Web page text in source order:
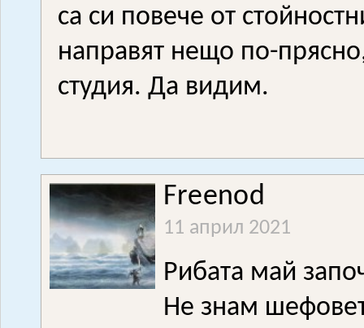
са си повече от
направят нещо по-
студия. Да видим.
Freenod
11 април 2021
Рибата май
Не знам